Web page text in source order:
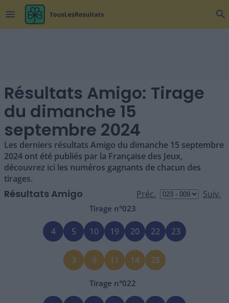
menu search
Résultats Amigo: Tirage
du dimanche 15
septembre 2024
Les derniers résultats Amigo du dimanche 15 septembre
2024 ont été publiés par la Française des Jeux,
découvrez ici les numéros gagnants de chacun des
tirages.
Résultats Amigo
Tirage n°023
4 5 10 19 20 22 23
3 9 11 14 28
Tirage n°022